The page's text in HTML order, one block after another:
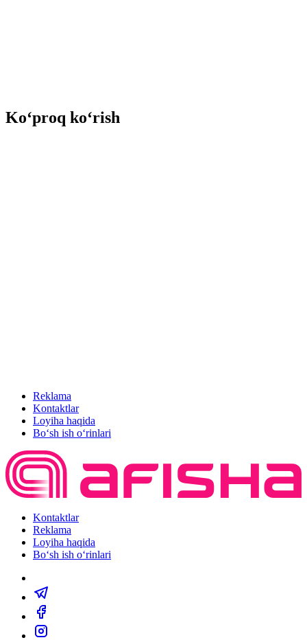
Ko‘proq ko‘rish
Reklama
Kontaktlar
Loyiha haqida
Bo‘sh ish o‘rinlari
Kontaktlar
Reklama
Loyiha haqida
Bo‘sh ish o‘rinlari